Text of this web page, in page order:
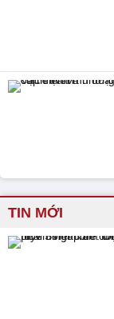
TIN MỚI